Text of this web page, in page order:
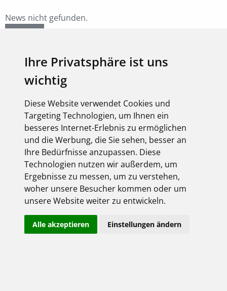
Ihre Privatsphäre ist uns
wichtig
Diese Website verwendet Cookies und
Targeting Technologien, um Ihnen ein
besseres Internet-Erlebnis zu ermöglichen
und die Werbung, die Sie sehen, besser an
Ihre Bedürfnisse anzupassen. Diese
Technologien nutzen wir außerdem, um
Ergebnisse zu messen, um zu verstehen,
woher unsere Besucher kommen oder um
unsere Website weiter zu entwickeln.
Alle akzeptieren Einstellungen ändern
News nicht gefunden.
Derzeit liegen keine Termine vor!
Paul Schmidt - Elektro-Online-Shop
Login: